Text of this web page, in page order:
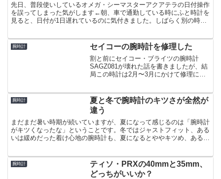
先日、普段使いしているオメガ・シーマスターアクアテラの日付操作
を誤ってしまった気がします←朝、車で通勤している時にふと時計を
見ると、日付が1日遅れているのに気付きました。しばらく別の時計
腕時計 セイコーの腕時計を修理した
割と前にセイコー・ブライツの腕時計
SAGZ081が壊れた話を書きましたが、結
局この時計は2月〜3月にかけて修理に出
つくし、プアマンズGSとしての使い勝手
の良さから修理し...
腕時計
夏と冬で腕時計のキツさが全然が
違う
まだまだ暑い時期が続いていますが、夏になって感じるのは「腕時計
がキツくなったな」ということです。冬ではジャストフィット、ある
いは緩めだった着け心地の腕時計も、夏になるとややキツめ、あるい
腕時計
ティソ・PRXの40mmと35mm、
どっちがいいか？